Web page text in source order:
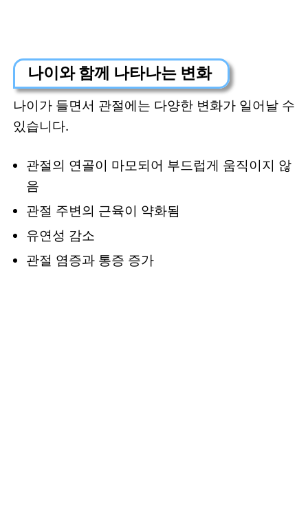
나이와 함께 나타나는 변화
나이가 들면서 관절에는 다양한 변화가 일어날 수
있습니다.
관절의 연골이 마모되어 부드럽게 움직이지 않
음
관절 주변의 근육이 약화됨
유연성 감소
관절 염증과 통증 증가